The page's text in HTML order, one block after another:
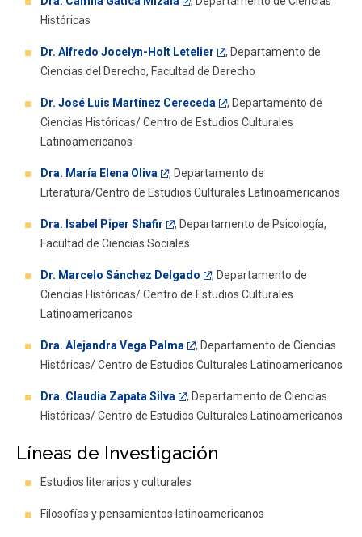
Históricas
Dr. Alfredo Jocelyn-Holt Letelier , Departamento de
Ciencias del Derecho, Facultad de Derecho
Dr. José Luis Martínez Cereceda
, Departamento de
Ciencias Históricas/ Centro de Estudios Culturales
Latinoamericanos
Dra. María Elena Oliva
, Departamento de
Literatura/Centro de Estudios Culturales Latinoamericanos
Dra. Isabel Piper Shafir
, Departamento de Psicología,
Facultad de Ciencias Sociales
Dr. Marcelo Sánchez Delgado
, Departamento de
Ciencias Históricas/ Centro de Estudios Culturales
Latinoamericanos
Dra. Alejandra Vega Palma
, Departamento de Ciencias
Históricas/ Centro de Estudios Culturales Latinoamericanos
Dra. Claudia Zapata Silva
, Departamento de Ciencias
Históricas/ Centro de Estudios Culturales Latinoamericanos
Líneas de Investigación
Estudios literarios y culturales
Filosofías y pensamientos latinoamericanos